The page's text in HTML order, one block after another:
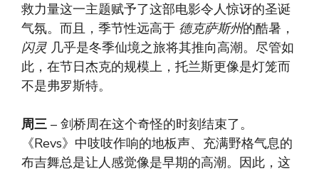
救力量这一主题赋予了这部电影令人惊讶的圣诞
气氛。而且，季节性远高于 德克萨斯州的酷暑，
闪灵 几乎是冬季仙境之旅将其推向高潮。尽管如
此，在节日杰克的规模上，托兰斯更像是灯笼而
不是弗罗斯特。
周三 – 剑桥周在这个奇怪的时刻结束了。
《Revs》中吱吱作响的地板声、充满野格气息的
布吉舞总是让人感觉像是早期的高潮。因此，这